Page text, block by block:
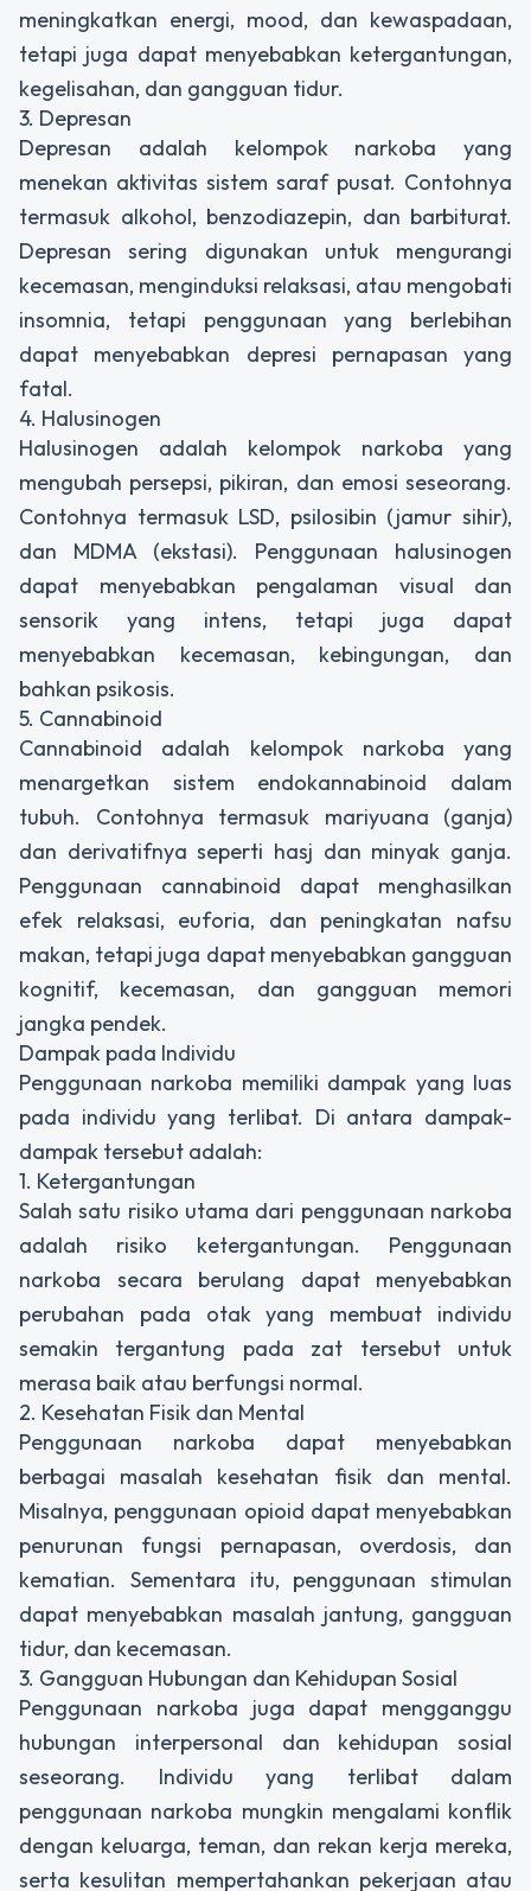
meningkatkan energi, mood, dan kewaspadaan,
tetapi juga dapat menyebabkan ketergantungan,
kegelisahan, dan gangguan tidur.
3. Depresan
Depresan adalah kelompok narkoba yang
menekan aktivitas sistem saraf pusat. Contohnya
termasuk alkohol, benzodiazepin, dan barbiturat.
Depresan sering digunakan untuk mengurangi
kecemasan, menginduksi relaksasi, atau mengobati
insomnia, tetapi penggunaan yang berlebihan
dapat menyebabkan depresi pernapasan yang
fatal.
4. Halusinogen
Halusinogen adalah kelompok narkoba yang
mengubah persepsi, pikiran, dan emosi seseorang.
Contohnya termasuk LSD, psilosibin (jamur sihir),
dan MDMA (ekstasi). Penggunaan halusinogen
dapat menyebabkan pengalaman visual dan
sensorik yang intens, tetapi juga dapat
menyebabkan kecemasan, kebingungan, dan
bahkan psikosis.
5. Cannabinoid
Cannabinoid adalah kelompok narkoba yang
menargetkan sistem endokannabinoid dalam
tubuh. Contohnya termasuk mariyuana (ganja)
dan derivatifnya seperti hasj dan minyak ganja.
Penggunaan cannabinoid dapat menghasilkan
efek relaksasi, euforia, dan peningkatan nafsu
makan, tetapi juga dapat menyebabkan gangguan
kognitif, kecemasan, dan gangguan memori
jangka pendek.
Dampak pada Individu
Penggunaan narkoba memiliki dampak yang luas
pada individu yang terlibat. Di antara dampak-
dampak tersebut adalah:
1. Ketergantungan
Salah satu risiko utama dari penggunaan narkoba
adalah risiko ketergantungan. Penggunaan
narkoba secara berulang dapat menyebabkan
perubahan pada otak yang membuat individu
semakin tergantung pada zat tersebut untuk
merasa baik atau berfungsi normal.
2. Kesehatan Fisik dan Mental
Penggunaan narkoba dapat menyebabkan
berbagai masalah kesehatan fisik dan mental.
Misalnya, penggunaan opioid dapat menyebabkan
penurunan fungsi pernapasan, overdosis, dan
kematian. Sementara itu, penggunaan stimulan
dapat menyebabkan masalah jantung, gangguan
tidur, dan kecemasan.
3. Gangguan Hubungan dan Kehidupan Sosial
Penggunaan narkoba juga dapat mengganggu
hubungan interpersonal dan kehidupan sosial
seseorang. Individu yang terlibat dalam
penggunaan narkoba mungkin mengalami konflik
dengan keluarga, teman, dan rekan kerja mereka,
serta kesulitan mempertahankan pekerjaan atau